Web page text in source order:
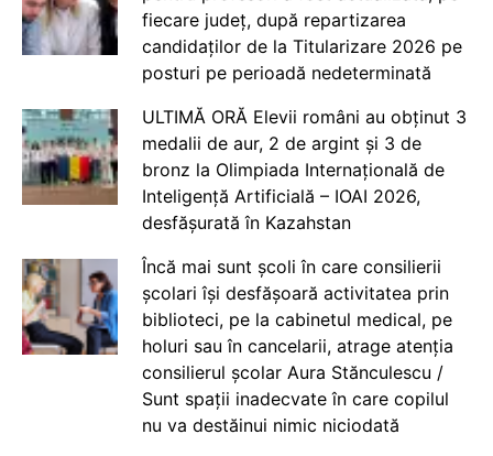
fiecare județ, după repartizarea
candidaților de la Titularizare 2026 pe
posturi pe perioadă nedeterminată
ULTIMĂ ORĂ Elevii români au obținut 3
medalii de aur, 2 de argint și 3 de
bronz la Olimpiada Internațională de
Inteligență Artificială – IOAI 2026,
desfășurată în Kazahstan
Încă mai sunt școli în care consilierii
școlari își desfășoară activitatea prin
biblioteci, pe la cabinetul medical, pe
holuri sau în cancelarii, atrage atenția
consilierul școlar Aura Stănculescu /
Sunt spații inadecvate în care copilul
nu va destăinui nimic niciodată